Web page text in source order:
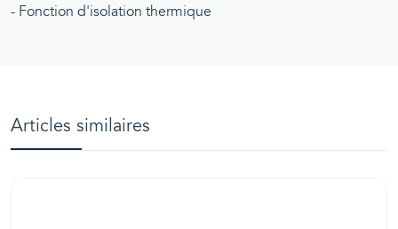
- Fonction d'isolation thermique
Articles similaires